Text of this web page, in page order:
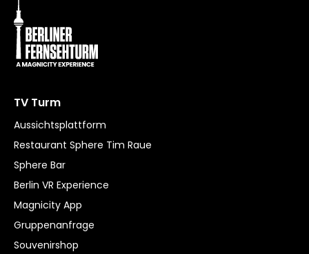
TV Turm
Aussichtsplattform
Restaurant Sphere Tim Raue
Sphere Bar
Berlin VR Experience
Magnicity App
Gruppenanfrage
Souvenirshop